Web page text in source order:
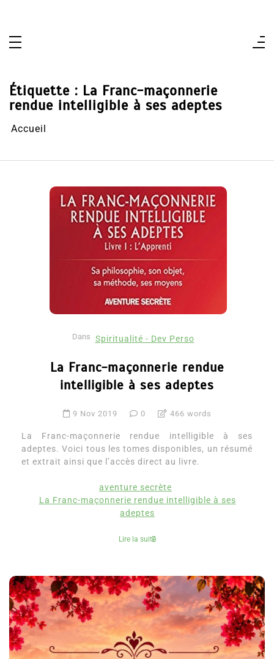
Étiquette : La Franc-maçonnerie
rendue intelligible à ses adeptes
Accueil
Dans Spiritualité - Dev Perso
La Franc-maçonnerie rendue
intelligible à ses adeptes
9 Nov 2019 0 466 words
La Franc-maçonnerie rendue intelligible à ses
adeptes. Voici tous les tomes disponibles, un résumé
et extrait ainsi que l’accès direct au livre.
aventure secrète
La Franc-maçonnerie rendue intelligible à ses
adeptes
Lire la suite